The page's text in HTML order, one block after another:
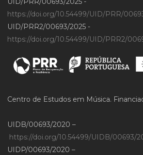
https://doi.org/10.54499/UID/PRR/
UID/PRR2/00693/2025 -
https://doi.org/10.54499/UID/PRR2/
Centro de Estudos em Música.
UIDB/00693/2020 –
https://doi.org/10.54499/UIDB/00693/
UIDP/00693/2020 –